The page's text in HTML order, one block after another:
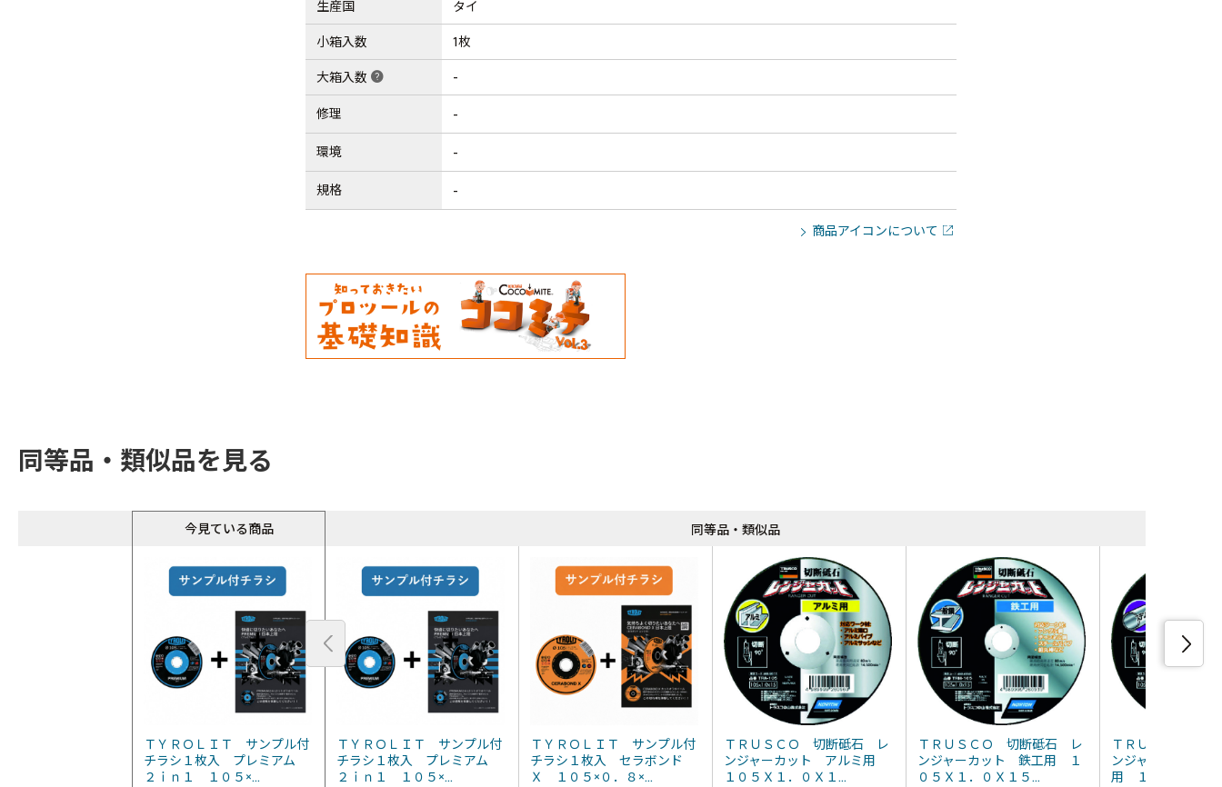
生産国 タイ
小箱入数 1枚
大箱入数 help -
修理 -
環境 -
規格 -
商品アイコンについて
同等品・類似品を見る
今見ている商品
ＴＹＲＯＬＩＴ サンプル付
チラシ１枚入 プレミアム
２ｉｎ１ １０５×...
ＴＹＲＯＬＩＴ サンプル付
チラシ１枚入 プレミアム
２ｉｎ１ １０５×...
ＴＹＲＯＬＩＴ サンプル付
チラシ１枚入 セラボンド
Ｘ １０５×０．８×...
ＴＲＵＳＣＯ 切断砥石 レ
ンジャーカット アルミ用
１０５Ｘ１．０Ｘ１...
ＴＲＵＳＣＯ 切断砥石 レ
ンジャーカット 鉄工用 １
０５Ｘ１．０Ｘ１５...
ＴＲＵＳＣＯ 切
ンジャーカット
用 １０５Ｘ１．
同等品・類似品